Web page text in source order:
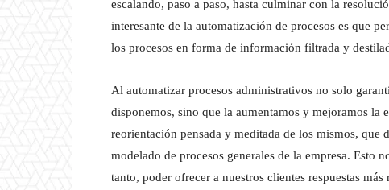
escalando, paso a paso, hasta culminar con la
interesante de la automatización de procesos es que
los procesos en forma de información filtrada y
Al automatizar procesos administrativos no solo
disponemos, sino que la aumentamos y mejoramos
reorientación pensada y meditada de los mismos, que
modelado de procesos generales de la empresa. Esto
tanto, poder ofrecer a nuestros clientes respuestas